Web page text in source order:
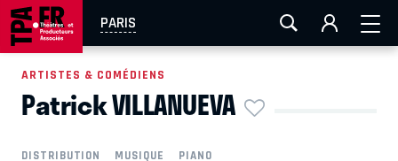
PARIS
AIX-MARSEILLE LA ROCHELLE
EN TOURNÉE
ARTISTES & COMÉDIENS
Patrick VILLANUEVA
DISTRIBUTION MUSIQUE PIANO